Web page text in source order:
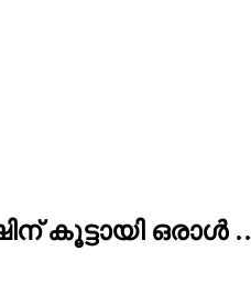
കൂട്ടായി